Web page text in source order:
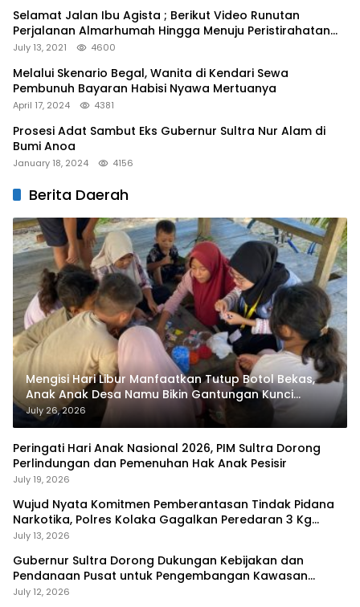
Selamat Jalan Ibu Agista ; Berikut Video Runutan
Perjalanan Almarhumah Hingga Menuju Peristirahatan
Terakhir
July 13, 2021 4600
Melalui Skenario Begal, Wanita di Kendari Sewa
Pembunuh Bayaran Habisi Nyawa Mertuanya
April 17, 2024 4381
Prosesi Adat Sambut Eks Gubernur Sultra Nur Alam di
Bumi Anoa
January 18, 2024 4156
Berita Daerah
Mengisi Hari Libur Manfaatkan Tutup Botol Bekas,
Anak Anak Desa Namu Bikin Gantungan Kunci
Bernilai Ekonomi
July 26, 2026
Peringati Hari Anak Nasional 2026, PIM Sultra Dorong
Perlindungan dan Pemenuhan Hak Anak Pesisir
July 19, 2026
Wujud Nyata Komitmen Pemberantasan Tindak Pidana
Narkotika, Polres Kolaka Gagalkan Peredaran 3 Kg
Sabu-Sabu
July 13, 2026
Gubernur Sultra Dorong Dukungan Kebijakan dan
Pendanaan Pusat untuk Pengembangan Kawasan
Liangkobhori
July 12, 2026